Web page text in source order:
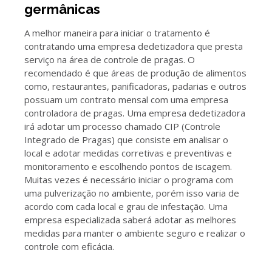
germânicas
A melhor maneira para iniciar o tratamento é
contratando uma empresa dedetizadora que presta
serviço na área de controle de pragas. O
recomendado é que áreas de produção de alimentos
como, restaurantes, panificadoras, padarias e outros
possuam um contrato mensal com uma empresa
controladora de pragas. Uma empresa dedetizadora
irá adotar um processo chamado CIP (Controle
Integrado de Pragas) que consiste em analisar o
local e adotar medidas corretivas e preventivas e
monitoramento e escolhendo pontos de iscagem.
Muitas vezes é necessário iniciar o programa com
uma pulverização no ambiente, porém isso varia de
acordo com cada local e grau de infestação. Uma
empresa especializada saberá adotar as melhores
medidas para manter o ambiente seguro e realizar o
controle com eficácia.